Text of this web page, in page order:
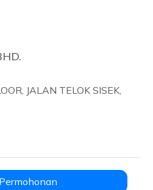
JALAN TELOK SISEK,